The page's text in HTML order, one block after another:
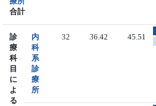
合計
診
療
科
目
に
よ
る
内
科
系
診
療
所
32 36.42 45.51